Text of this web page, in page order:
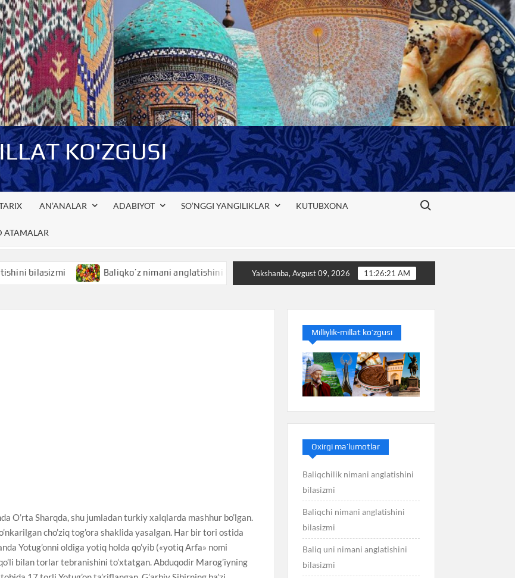
KO'ZGUSI
AN’ANALAR ADABIYOT SO’NGGI YANGILIKLAR KUTUBXONA
ATAMALAR
Search for:
Baliqko’z nimani anglatishini bilasizmi Baliq nimani anglatishini bilasizmi
Yakshanba, Avgust 09, 2026 11:26:21 AM
O’rta Sharqda, shu jumladan turkiy xalqlarda mashhur bo’lgan.
cho’ziq tog’ora shaklida yasalgan. Har bir tori ostida
Yotug’onni oldiga yotiq holda qo’yib («yotiq Arfa» nomi
bilan torlar tebranishini to’xtatgan. Abduqodir Marog’iyning
Milliylik-millat ko’zgusi
Oxirgi ma’lumotlar
Baliqchilik nimani anglatishini
bilasizmi
Baliqchi nimani anglatishini
bilasizmi
Baliq uni nimani anglatishini
bilasizmi